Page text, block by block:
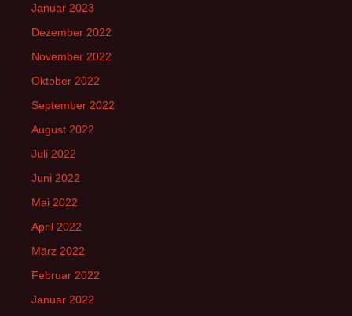
Januar 2023
Dezember 2022
November 2022
Oktober 2022
September 2022
August 2022
Juli 2022
Juni 2022
Mai 2022
April 2022
März 2022
Februar 2022
Januar 2022